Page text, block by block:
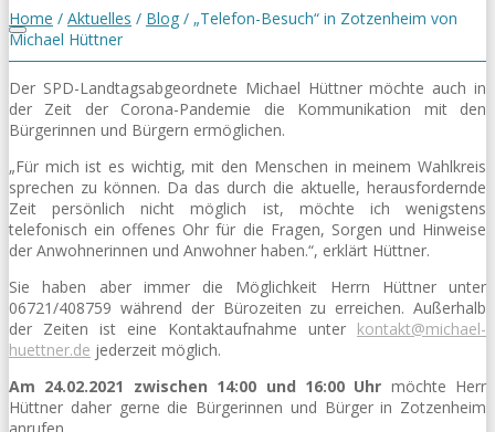
Home / Aktuelles / Blog / „Telefon-Besuch“ in Zotzenheim von
Michael Hüttner
Der SPD-Landtagsabgeordnete Michael Hüttner möchte auch in
der Zeit der Corona-Pandemie die Kommunikation mit den
Bürgerinnen und Bürgern ermöglichen.
„Für mich ist es wichtig, mit den Menschen in meinem Wahlkreis
sprechen zu können. Da das durch die aktuelle, herausfordernde
Zeit persönlich nicht möglich ist, möchte ich wenigstens
telefonisch ein offenes Ohr für die Fragen, Sorgen und Hinweise
der Anwohnerinnen und Anwohner haben.“, erklärt Hüttner.
Sie haben aber immer die Möglichkeit Herrn Hüttner unter
06721/408759 während der Bürozeiten zu erreichen. Außerhalb
der Zeiten ist eine Kontaktaufnahme unter kontakt@michael-
huettner.de jederzeit möglich.
Am 24.02.2021 zwischen 14:00 und 16:00 Uhr möchte Herr
Hüttner daher gerne die Bürgerinnen und Bürger in Zotzenheim